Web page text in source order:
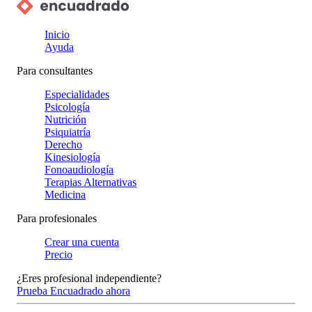
Inicio
Ayuda
Para consultantes
Especialidades
Psicología
Nutrición
Psiquiatría
Derecho
Kinesiología
Fonoaudiología
Terapias Alternativas
Medicina
Para profesionales
Crear una cuenta
Precio
¿Eres profesional independiente?
Prueba Encuadrado ahora